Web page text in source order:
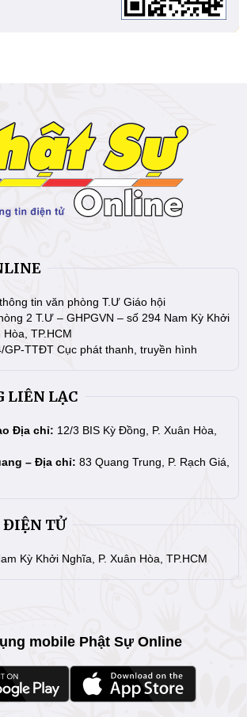
tin văn phòng T.Ư Giáo hội
2 T.Ư – GHPGVN – số 294 Nam Kỳ Khởi
Hòa, TP.HCM
GP-TTĐT Cục phát thanh, truyền hình
LIÊN LẠC
Địa chỉ: 12/3 BIS Kỳ Đồng, P. Xuân Hòa,
– Địa chỉ: 83 Quang Trung, P. Rạch Giá,
ĐIỆN TỬ
Kỳ Khởi Nghĩa, P. Xuân Hòa, TP.HCM
mobile Phật Sự Online